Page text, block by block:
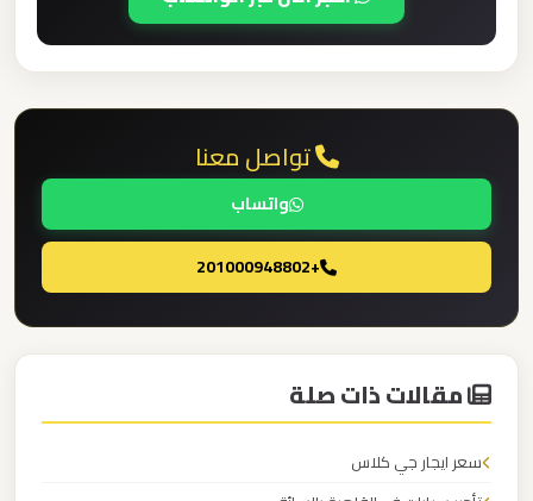
تواصل معنا
واتساب
+201000948802
مقالات ذات صلة
سعر ايجار جي كلاس
ليموزين
مطار
العلمين
الجديدة
ليموزين
العلمين
ليموزين